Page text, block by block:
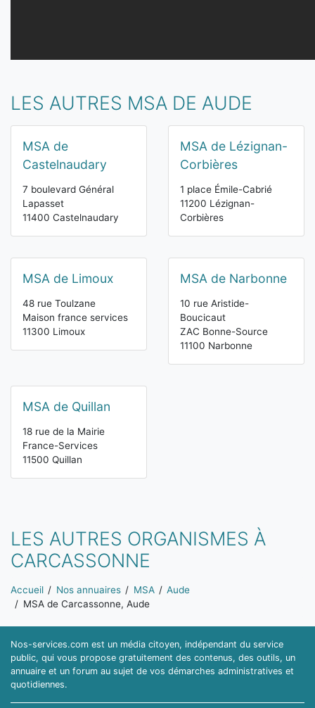
LES AUTRES MSA DE AUDE
MSA de
Castelnaudary
7 boulevard Général
Lapasset
11400 Castelnaudary
MSA de Lézignan-
Corbières
1 place Émile-Cabrié
11200 Lézignan-
Corbières
MSA de Limoux
48 rue Toulzane
Maison france services
11300 Limoux
MSA de Narbonne
10 rue Aristide-
Boucicaut
ZAC Bonne-Source
11100 Narbonne
MSA de Quillan
18 rue de la Mairie
France-Services
11500 Quillan
LES AUTRES ORGANISMES À
CARCASSONNE
Vous êtes ici:
Accueil Nos annuaires MSA
Aude
MSA de Carcassonne, Aude
Nos-services.com est un média citoyen, indépendant du service
public, qui vous propose gratuitement des contenus, des outils, un
annuaire et un forum au sujet de vos démarches administratives et
quotidiennes.